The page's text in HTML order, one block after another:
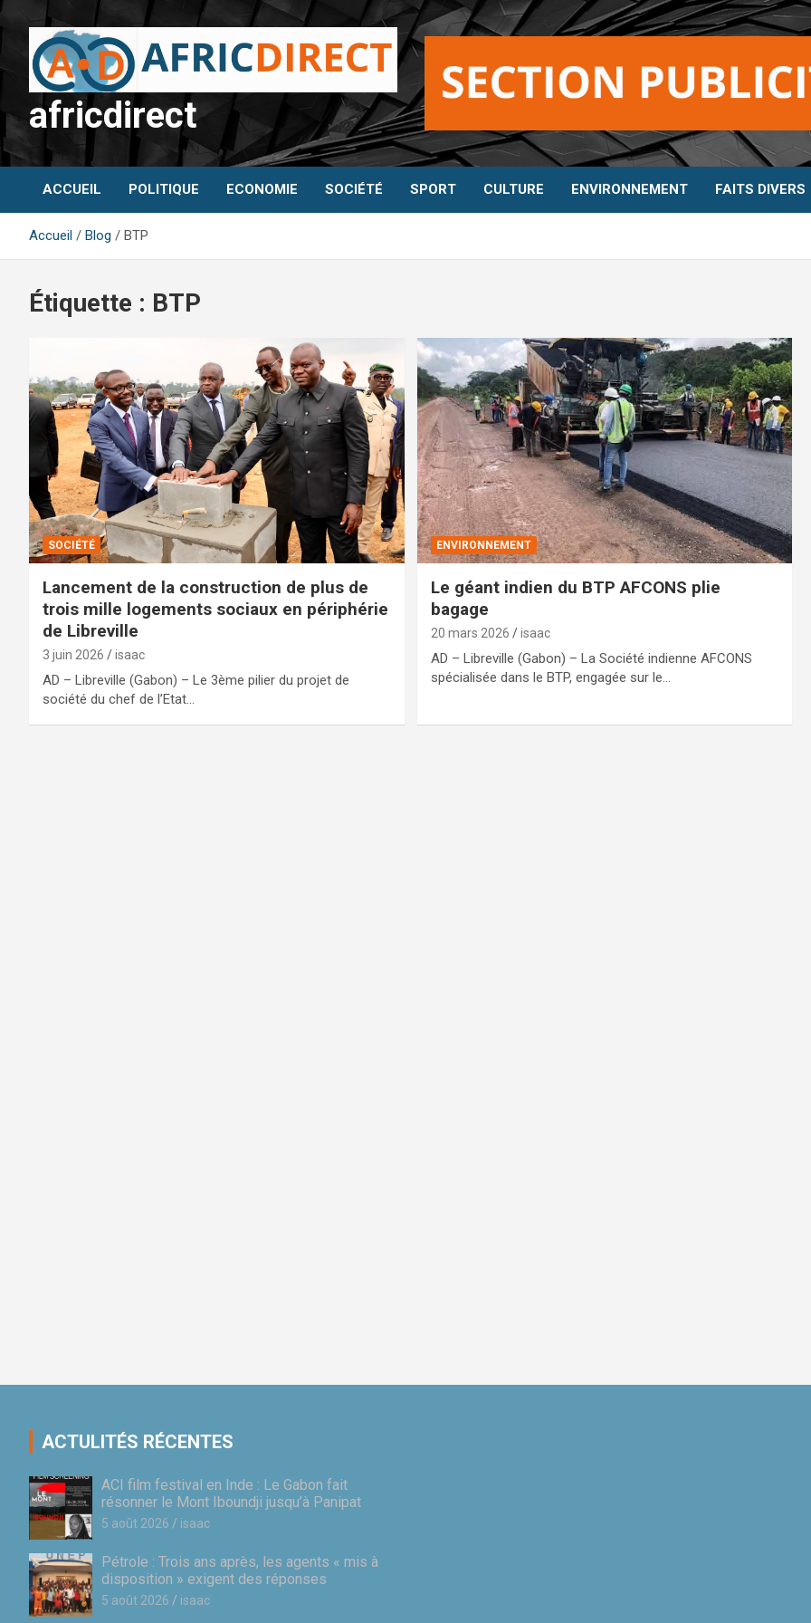
Aller
contenu
africdirect
ACCUEIL POLITIQUE ECONOMIE SOCIÉTÉ SPORT CULTURE ENVIRONNEMENT FAITS DIVERS
Accueil Blog BTP
Étiquette : BTP
SOCIÉTÉ
Lancement de la construction de plus de
trois mille logements sociaux en périphérie
de Libreville
3 juin 2026 isaac
AD – Libreville (Gabon) – Le 3ème pilier du projet de
société du chef de l’Etat…
ENVIRONNEMENT
Le géant indien du BTP AFCONS plie
bagage
20 mars 2026 isaac
AD – Libreville (Gabon) – La Société indienne AFCONS
spécialisée dans le BTP, engagée sur le…
ACTULITÉS RÉCENTES
ACI film festival en Inde : Le Gabon fait
résonner le Mont Iboundji jusqu’à Panipat
5 août 2026 isaac
Pétrole : Trois ans après, les agents « mis à
disposition » exigent des réponses
5 août 2026 isaac